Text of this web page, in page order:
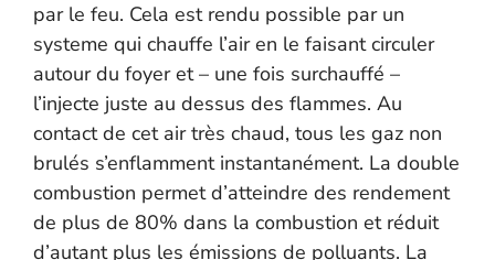
par le feu. Cela est rendu possible par un
systeme qui chauffe l’air en le faisant circuler
autour du foyer et – une fois surchauffé –
l’injecte juste au dessus des flammes. Au
contact de cet air très chaud, tous les gaz non
brulés s’enflamment instantanément. La double
combustion permet d’atteindre des rendement
de plus de 80% dans la combustion et réduit
d’autant plus les émissions de polluants. La